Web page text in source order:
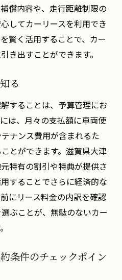
償内容や、走行距離制限の
してカーリースを利用でき
賢く活用することで、カー
き出すことができます。
る
することは、予算管理にお
は、月々の支払額に車両使
ナンス費用が含まれるた
とができます。滋賀県大津
特有の割引や特典が提供さ
することでさらに経済的な
にリース料金の内訳を確認
ぶことが、無駄のないカー
条件のチェックポイン